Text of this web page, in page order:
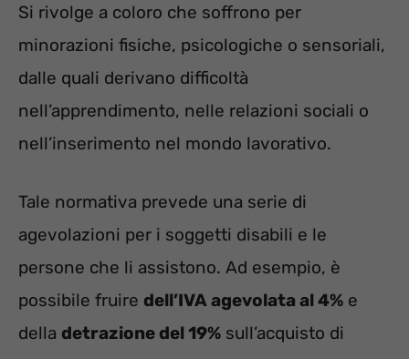
Si rivolge a coloro che soffrono per
minorazioni fisiche, psicologiche o sensoriali,
dalle quali derivano difficoltà
nell’apprendimento, nelle relazioni sociali o
nell’inserimento nel mondo lavorativo.
Tale normativa prevede una serie di
agevolazioni per i soggetti disabili e le
persone che li assistono. Ad esempio, è
possibile fruire dell’IVA agevolata al 4% e
della detrazione del 19% sull’acquisto di